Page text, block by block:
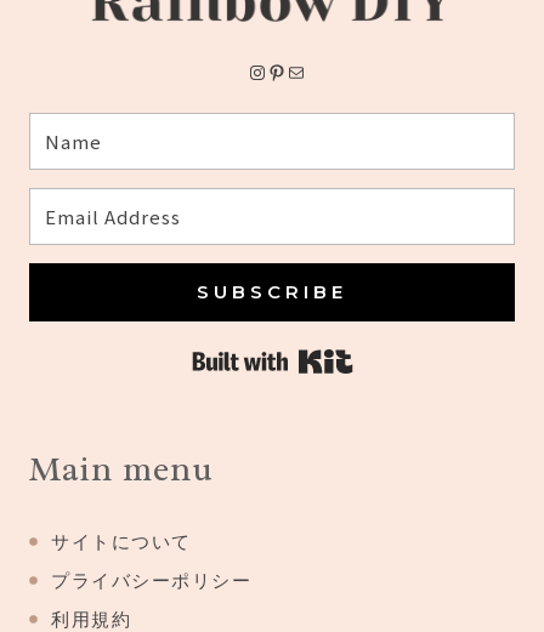
Instagram
Pinterest
メール
SUBSCRIBE
Main menu
サイトについて
プライバシーポリシー
利用規約